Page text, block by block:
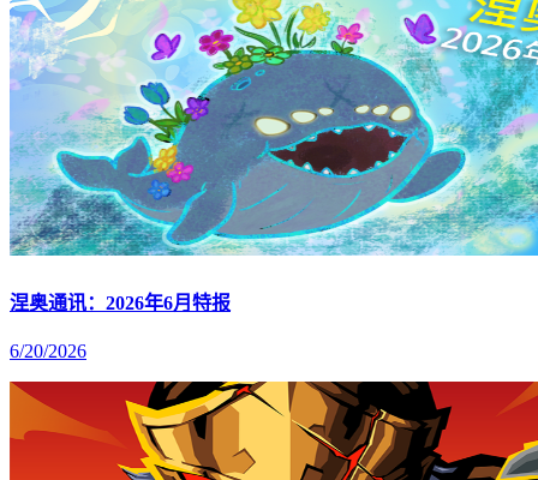
涅奥通讯：2026年6月特报
6/20/2026